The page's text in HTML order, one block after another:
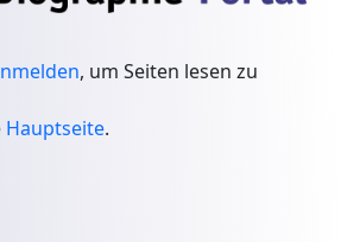
, um Seiten lesen zu
Hauptseite.